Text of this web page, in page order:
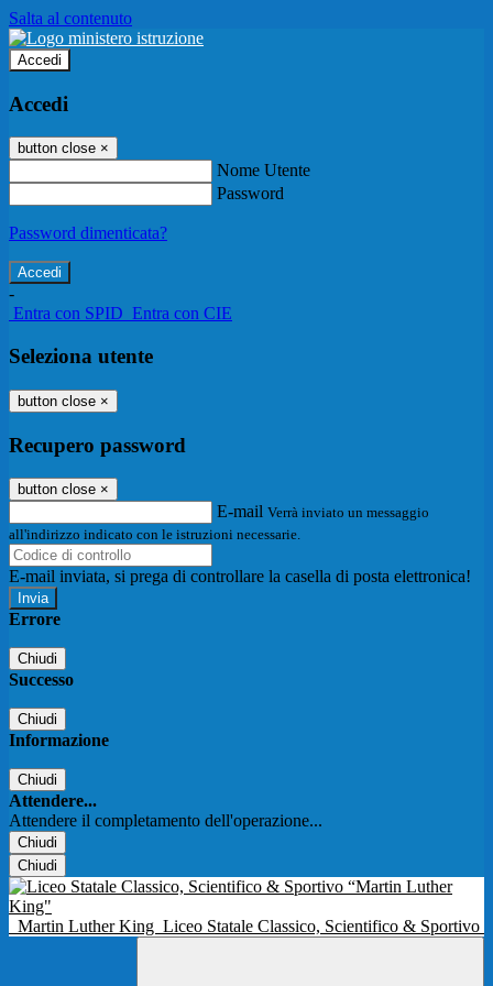
Salta al contenuto
Accedi
Accedi
button close ×
Nome Utente
Password
Password dimenticata?
-
Entra con SPID Entra con CIE
Seleziona utente
button close ×
Recupero password
button close ×
E-mail Verrà inviato un messaggio
all'indirizzo indicato con le istruzioni necessarie.
E-mail inviata, si prega di controllare la casella di posta elettronica!
Errore
Chiudi
Successo
Chiudi
Informazione
Chiudi
Attendere...
Attendere il completamento dell'operazione...
Chiudi
Chiudi
Martin Luther King Liceo Statale Classico, Scientifico & Sportivo